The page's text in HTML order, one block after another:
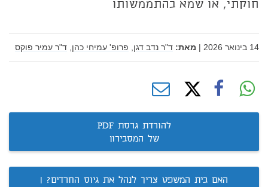
חוקתי, או שמא בהתממשותו
14 בינואר 2026 | מאת: ד"ר נדב דגן, פרופ' עמיחי כהן, ד"ר עמיר פוקס
להורדת גרסת PDF
של המסבירון
האם בית המשפט צריך לנהל את גיוס החרדים? |